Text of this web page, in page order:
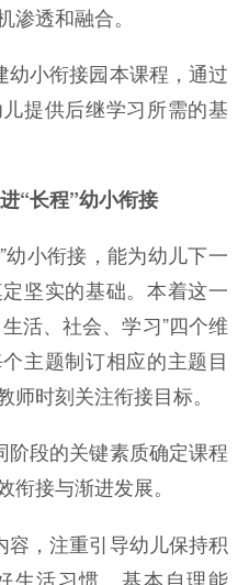
透和融合。
幼小衔接园本课程，通过
提供后继学习所需的基
“长程”幼小衔接
幼小衔接，能为幼儿下一
坚实的基础。本着这一
活、社会、学习”四个维
主题制订相应的主题目
时刻关注衔接目标。
阶段的关键素质确定课程
接与渐进发展。
容，注重引导幼儿保持积
生活习惯、基本自理能